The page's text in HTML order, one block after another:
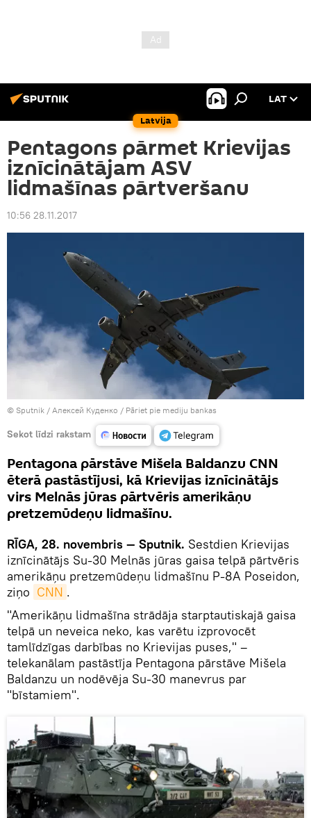
Latvija
LAT
Pentagons pārmet Krievijas
iznīcinātājam ASV
lidmašīnas pārtveršanu
10:56 28.11.2017
© Sputnik / Алексей Куденко / Pāriet pie mediju bankas
Sekot līdzi rakstam
Pentagona pārstāve Mišela Baldanzu CNN
ēterā pastāstījusi, kā Krievijas iznīcinātājs
virs Melnās jūras pārtvēris amerikāņu
pretzemūdeņu lidmašīnu.
RĪGA, 28. novembris — Sputnik. Sestdien Krievijas
iznīcinātājs Su-30 Melnās jūras gaisa telpā pārtvēris
amerikāņu pretzemūdeņu lidmašīnu P-8A Poseidon,
ziņo CNN .
"Amerikāņu lidmašīna strādāja starptautiskajā gaisa
telpā un neveica neko, kas varētu izprovocēt
tamlīdzīgas darbības no Krievijas puses," –
telekanālam pastāstīja Pentagona pārstāve Mišela
Baldanzu un nodēvēja Su-30 manevrus par
"bīstamiem".